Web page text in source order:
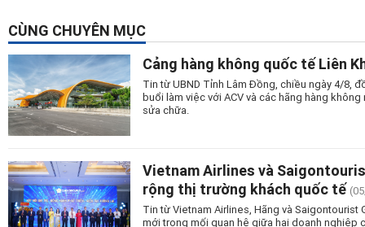
CÙNG CHUYÊN MỤC
Cảng hàng không quốc tế Liên
Tin từ UBND Tỉnh Lâm Đồng, chiều ngày 4/8,
buổi làm việc với ACV và các hãng hàng
sửa chữa.
Vietnam Airlines và
rộng thị trường khách quốc tế
Tin từ Vietnam Airlines, Hãng và
mới trong mối quan hệ giữa hai doanh nghiệp